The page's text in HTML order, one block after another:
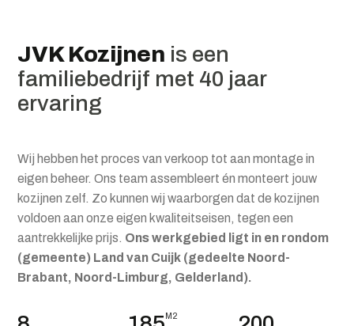
JVK Kozijnen is een
familiebedrijf met 40 jaar
ervaring
Wij hebben het proces van verkoop tot aan montage in
eigen beheer. Ons team assembleert én monteert jouw
kozijnen zelf. Zo kunnen wij waarborgen dat de kozijnen
voldoen aan onze eigen kwaliteitseisen, tegen een
aantrekkelijke prijs. Ons werkgebied ligt in en rondom
(gemeente) Land van Cuijk (gedeelte Noord-
Brabant, Noord-Limburg, Gelderland).
M2